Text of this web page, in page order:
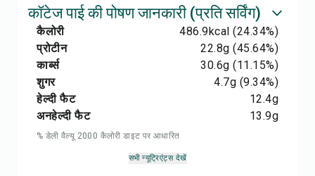
कॉटेज पाई की पोषण जानकारी (प्रति सर्विंग)
कैलोरी 486.9kcal (24.34%)
प्रोटीन
22.8g (45.64%)
कार्ब्स
30.6g (11.15%)
शुगर
4.7g (9.34%)
हेल्दी फैट
12.4g
अनहेल्दी फैट
13.9g
% डेली वैल्यू 2000 कैलोरी डाइट पर आधारित
सभी न्यूट्रिएंट्स देखें